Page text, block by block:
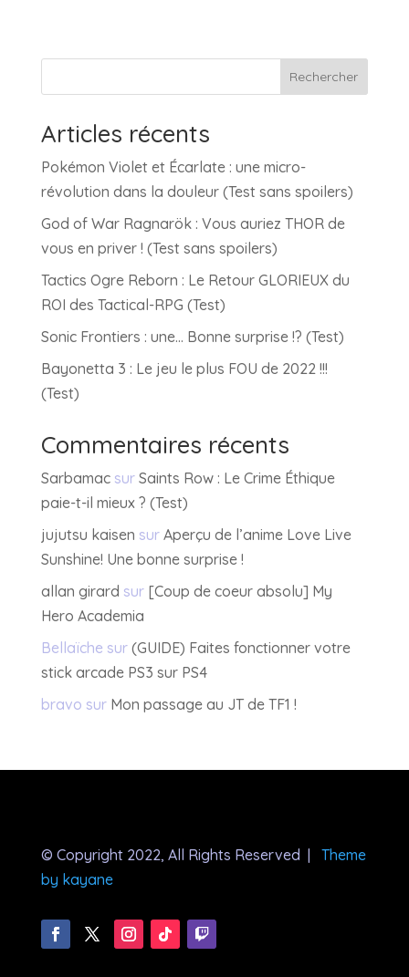
Rechercher
Articles récents
Pokémon Violet et Écarlate : une micro-
révolution dans la douleur (Test sans spoilers)
God of War Ragnarök : Vous auriez THOR de
vous en priver ! (Test sans spoilers)
Tactics Ogre Reborn : Le Retour GLORIEUX du
ROI des Tactical-RPG (Test)
Sonic Frontiers : une… Bonne surprise !? (Test)
Bayonetta 3 : Le jeu le plus FOU de 2022 !!!
(Test)
Commentaires récents
Sarbamacsur Saints Row : Le Crime Éthique
paie-t-il mieux ? (Test)
jujutsu kaisen sur Aperçu de l’anime Love Live
Sunshine! Une bonne surprise !
allan girard sur [Coup de coeur absolu] My
Hero Academia
Bellaïche sur (GUIDE) Faites fonctionner votre
stick arcade PS3 sur PS4
bravo sur Mon passage au JT de TF1 !
© Copyright 2022, All Rights Reserved |
Theme
by kayane